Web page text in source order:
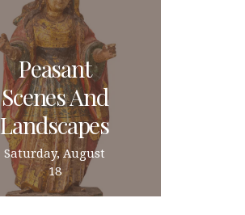
Peasant
Scenes And
Landscapes
Saturday, August
18